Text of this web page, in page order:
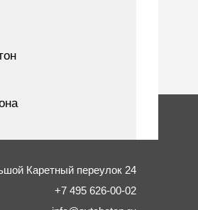
Каретный переулок 24
+7 495 626-00-02